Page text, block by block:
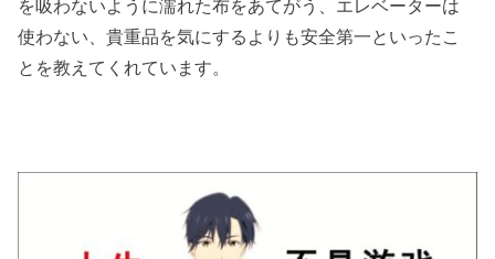
を吸わないように濡れた布をあてがう、エレベーターは
使わない、貴重品を気にするよりも安全第一といったこ
とを教えてくれています。